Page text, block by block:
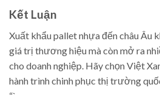
Kết Luận
Xuất khẩu pallet nhựa đến châu Âu
giá trị thương hiệu mà còn mở ra
cho doanh nghiệp. Hãy chọn Việt
hành trình chinh phục thị trường
“`